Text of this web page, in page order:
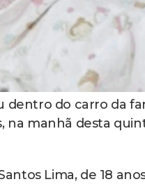
dentro do carro da
na manhã desta
Lima, de 18